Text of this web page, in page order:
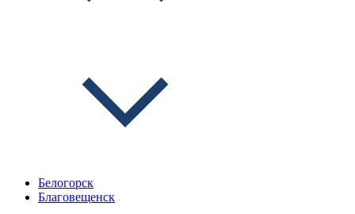
Белогорск
Благовещенск